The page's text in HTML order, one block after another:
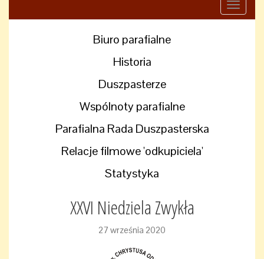
Toggle
Biuro parafialne
Historia
Duszpasterze
Wspólnoty parafialne
Parafialna Rada Duszpasterska
Relacje filmowe 'odkupiciela'
Statystyka
XXVI Niedziela Zwykła
27 września 2020